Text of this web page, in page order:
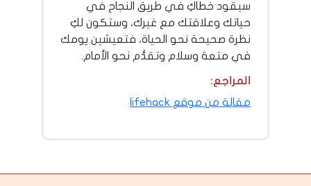
سيقود خطاكِ في طريق النجاح في
حياتك وعلاقتك مع غيرك، وستكون لكِ
نظرة صحيحة نحو الحياة، فتعيشين يومك
في متعة وسلام وتقدُّم نحو الأمام.
المراجع:
مقالة من موقع lifehack